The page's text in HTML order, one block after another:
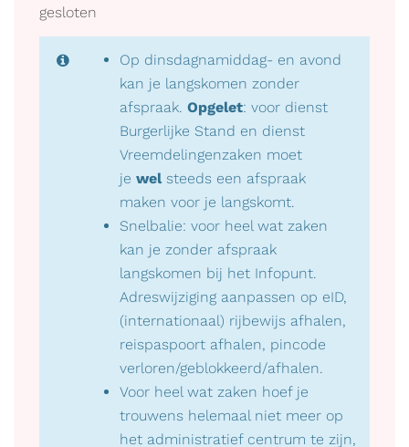
gesloten
Op dinsdagnamiddag- en avond
kan je langskomen zonder
afspraak. Opgelet: voor dienst
Burgerlijke Stand en dienst
Vreemdelingenzaken moet
je wel steeds een afspraak
maken voor je langskomt.
Snelbalie: voor heel wat zaken
kan je zonder afspraak
langskomen bij het Infopunt.
Adreswijziging aanpassen op eID,
(internationaal) rijbewijs afhalen,
reispaspoort afhalen, pincode
verloren/geblokkeerd/afhalen.
Voor heel wat zaken hoef je
trouwens helemaal niet meer op
het administratief centrum te zijn,